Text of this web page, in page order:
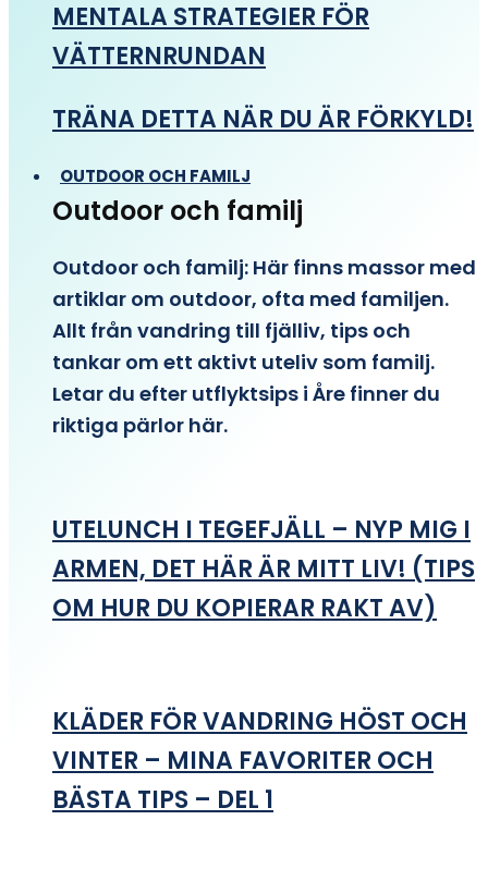
MENTALA STRATEGIER FÖR
VÄTTERNRUNDAN
TRÄNA DETTA NÄR DU ÄR FÖRKYLD!
OUTDOOR OCH FAMILJ
Outdoor och familj
Outdoor och familj: Här finns massor med
artiklar om outdoor, ofta med familjen.
Allt från vandring till fjälliv, tips och
tankar om ett aktivt uteliv som familj.
Letar du efter utflyktsips i Åre finner du
riktiga pärlor här.
UTELUNCH I TEGEFJÄLL – NYP MIG I
ARMEN, DET HÄR ÄR MITT LIV! (TIPS
OM HUR DU KOPIERAR RAKT AV)
KLÄDER FÖR VANDRING HÖST OCH
VINTER – MINA FAVORITER OCH
BÄSTA TIPS – DEL 1